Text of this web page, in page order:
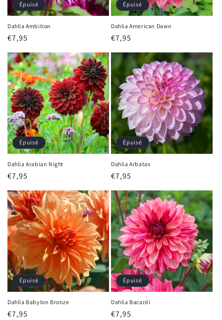
Épuisé
Dahlia Ambition
Prix
habituel
€7,95
Épuisé
Dahlia American Dawn
Prix
habituel
€7,95
Épuisé
Dahlia Arabian Night
Prix
habituel
€7,95
Épuisé
Dahlia Arbatax
Prix
habituel
€7,95
Épuisé
Dahlia Babylon Bronze
Prix
€7,95
Épuisé
Dahlia Bacardi
Prix
€7,95